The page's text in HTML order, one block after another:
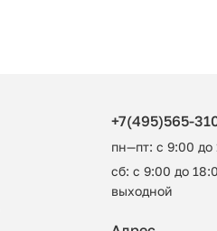
+7(495)565-
пн—пт: с 9:00 до
сб: с 9:00 до
выходной